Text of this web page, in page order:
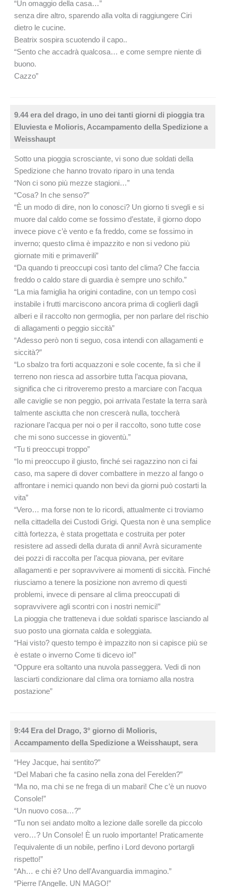
“Un omaggio della casa…”
senza dire altro, sparendo alla volta di raggiungere Ciri
dietro le cucine.
Beatrix sospira scuotendo il capo..
“Sento che accadrà qualcosa… e come sempre niente di
buono.
Cazzo”
9.44 era del drago, in uno dei tanti giorni di pioggia tra
Eluviesta e Molioris, Accampamento della Spedizione a
Weisshaupt
Sotto una pioggia scrosciante, vi sono due soldati della
Spedizione che hanno trovato riparo in una tenda
“Non ci sono più mezze stagioni…”
“Cosa? In che senso?”
“È un modo di dire, non lo conosci? Un giorno ti svegli e si
muore dal caldo come se fossimo d’estate, il giorno dopo
invece piove c’è vento e fa freddo, come se fossimo in
inverno; questo clima è impazzito e non si vedono più
giornate miti e primaverili”
“Da quando ti preoccupi così tanto del clima? Che faccia
freddo o caldo stare di guardia è sempre uno schifo.”
“La mia famiglia ha origini contadine, con un tempo così
instabile i frutti marciscono ancora prima di coglierli dagli
alberi e il raccolto non germoglia, per non parlare del rischio
di allagamenti o peggio siccità”
“Adesso però non ti seguo, cosa intendi con allagamenti e
siccità?”
“Lo sbalzo tra forti acquazzoni e sole cocente, fa sì che il
terreno non riesca ad assorbire tutta l’acqua piovana,
significa che ci ritroveremo presto a marciare con l’acqua
alle caviglie se non peggio, poi arrivata l’estate la terra sarà
talmente asciutta che non crescerà nulla, toccherà
razionare l’acqua per noi o per il raccolto, sono tutte cose
che mi sono successe in gioventù.”
“Tu ti preoccupi troppo”
“Io mi preoccupo il giusto, finché sei ragazzino non ci fai
caso, ma sapere di dover combattere in mezzo al fango o
affrontare i nemici quando non bevi da giorni può costarti la
vita”
“Vero… ma forse non te lo ricordi, attualmente ci troviamo
nella cittadella dei Custodi Grigi. Questa non è una semplice
città fortezza, è stata progettata e costruita per poter
resistere ad assedi della durata di anni! Avrà sicuramente
dei pozzi di raccolta per l’acqua piovana, per evitare
allagamenti e per sopravvivere ai momenti di siccità. Finché
riusciamo a tenere la posizione non avremo di questi
problemi, invece di pensare al clima preoccupati di
sopravvivere agli scontri con i nostri nemici!”
La pioggia che tratteneva i due soldati sparisce lasciando al
suo posto una giornata calda e soleggiata.
“Hai visto? questo tempo è impazzito non si capisce più se
è estate o inverno Come ti dicevo io!”
“Oppure era soltanto una nuvola passeggera. Vedi di non
lasciarti condizionare dal clima ora torniamo alla nostra
postazione”
9:44 Era del Drago, 3° giorno di Molioris,
Accampamento della Spedizione a Weisshaupt, sera
“Hey Jacque, hai sentito?”
“Del Mabari che fa casino nella zona del Ferelden?”
“Ma no, ma chi se ne frega di un mabari! Che c’è un nuovo
Console!”
“Un nuovo cosa…?”
“Tu non sei andato molto a lezione dalle sorelle da piccolo
vero…? Un Console! È un ruolo importante! Praticamente
l’equivalente di un nobile, perfino i Lord devono portargli
rispetto!”
“Ah… e chi è? Uno dell’Avanguardia immagino.”
“Pierre l’Angelle. UN MAGO!”